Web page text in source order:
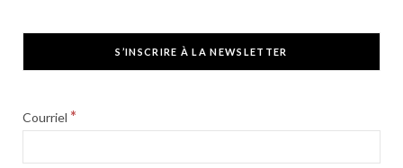
e w t
S’INSCRIRE À LA NEWSLETTER
Courriel *